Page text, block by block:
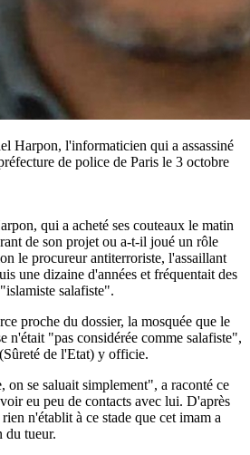
Harpon, l'informaticien qui a assassiné
de police de Paris le 3 octobre
qui a acheté ses couteaux le matin
de son projet ou a-t-il joué un rôle
le procureur antiterroriste, l'assaillant
une dizaine d'années et fréquentait des
salafiste".
proche du dossier, la mosquée que le
n'était "pas considérée comme salafiste",
de l'Etat) y officie.
on se saluait simplement", a raconté ce
eu peu de contacts avec lui. D'après
n'établit à ce stade que cet imam a
du tueur.